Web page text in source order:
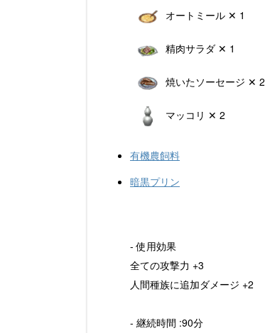
オートミール ✕ 1
精肉サラダ ✕ 1
焼いたソーセージ ✕ 2
マッコリ ✕ 2
有機農飼料
暗黒プリン
- 使用効果
全ての攻撃力 +3
人間種族に追加ダメージ +2
- 継続時間 :90分